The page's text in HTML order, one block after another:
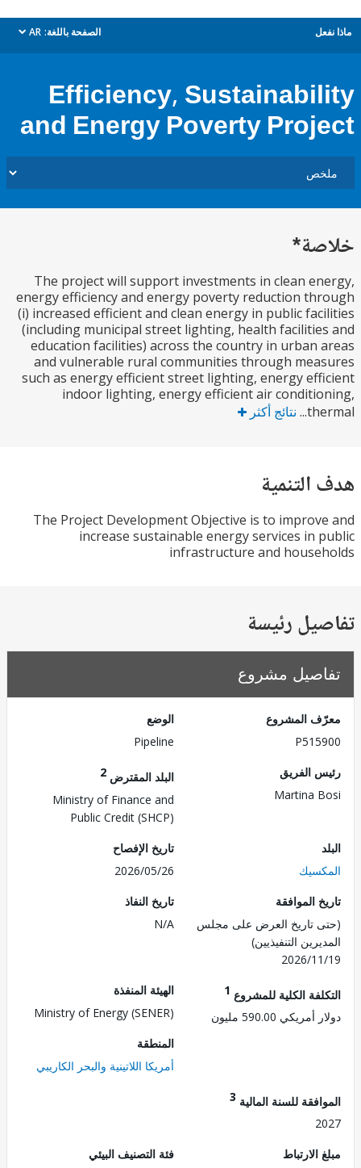
الصفحة باللغة: AR
dropdown
Efficiency,
and Energy Poverty
The project will support investments in clean
energy efficiency and energy poverty reduction
(i) increased efficient and clean energy in public
(including municipal street lighting, health
education facilities) across the country in urban
and vulnerable rural communities through
such as energy efficient street lighting, energy
indoor lighting, energy efficient air
نتائج أكثر
The Project Development Objective is to
increase sustainable energy services in
infrastructure and
رئيسة
مشروع
المشروع
الفريق
Martina
البلد المقترض
Ministry of Finance and
Public Credit (SHCP)
تاريخ الإفصاح
2026/05/26
الموافقة
تاريخ العرض على مجلس
التنفيذيين)
2026/
تاريخ النفاذ
N/A
الكلية للمشروع1
590.00 مليون
الهيئة المنفذة
Ministry of Energy (SENER)
أمريكا اللاتينية والبحر الكاريبي
للسنة المالية3
فئة التصنيف البيئي